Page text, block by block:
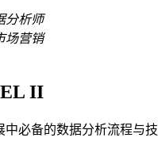
分析师
场营销
II
中必备的数据分析流程与